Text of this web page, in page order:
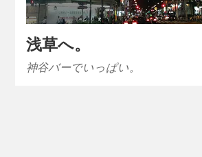
浅草へ。
神谷バーでいっぱい。